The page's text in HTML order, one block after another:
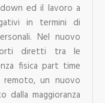
ed il lavoro a
in termini di
Nel nuovo
diretti tra le
fisica part time
un nuovo
dalla maggioranza